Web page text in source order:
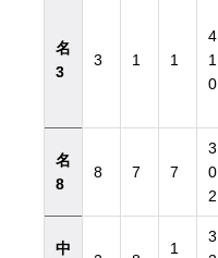
名
3
3 1 1
4
1
0
名
8
8 7 7
3
0
2
中 1
3